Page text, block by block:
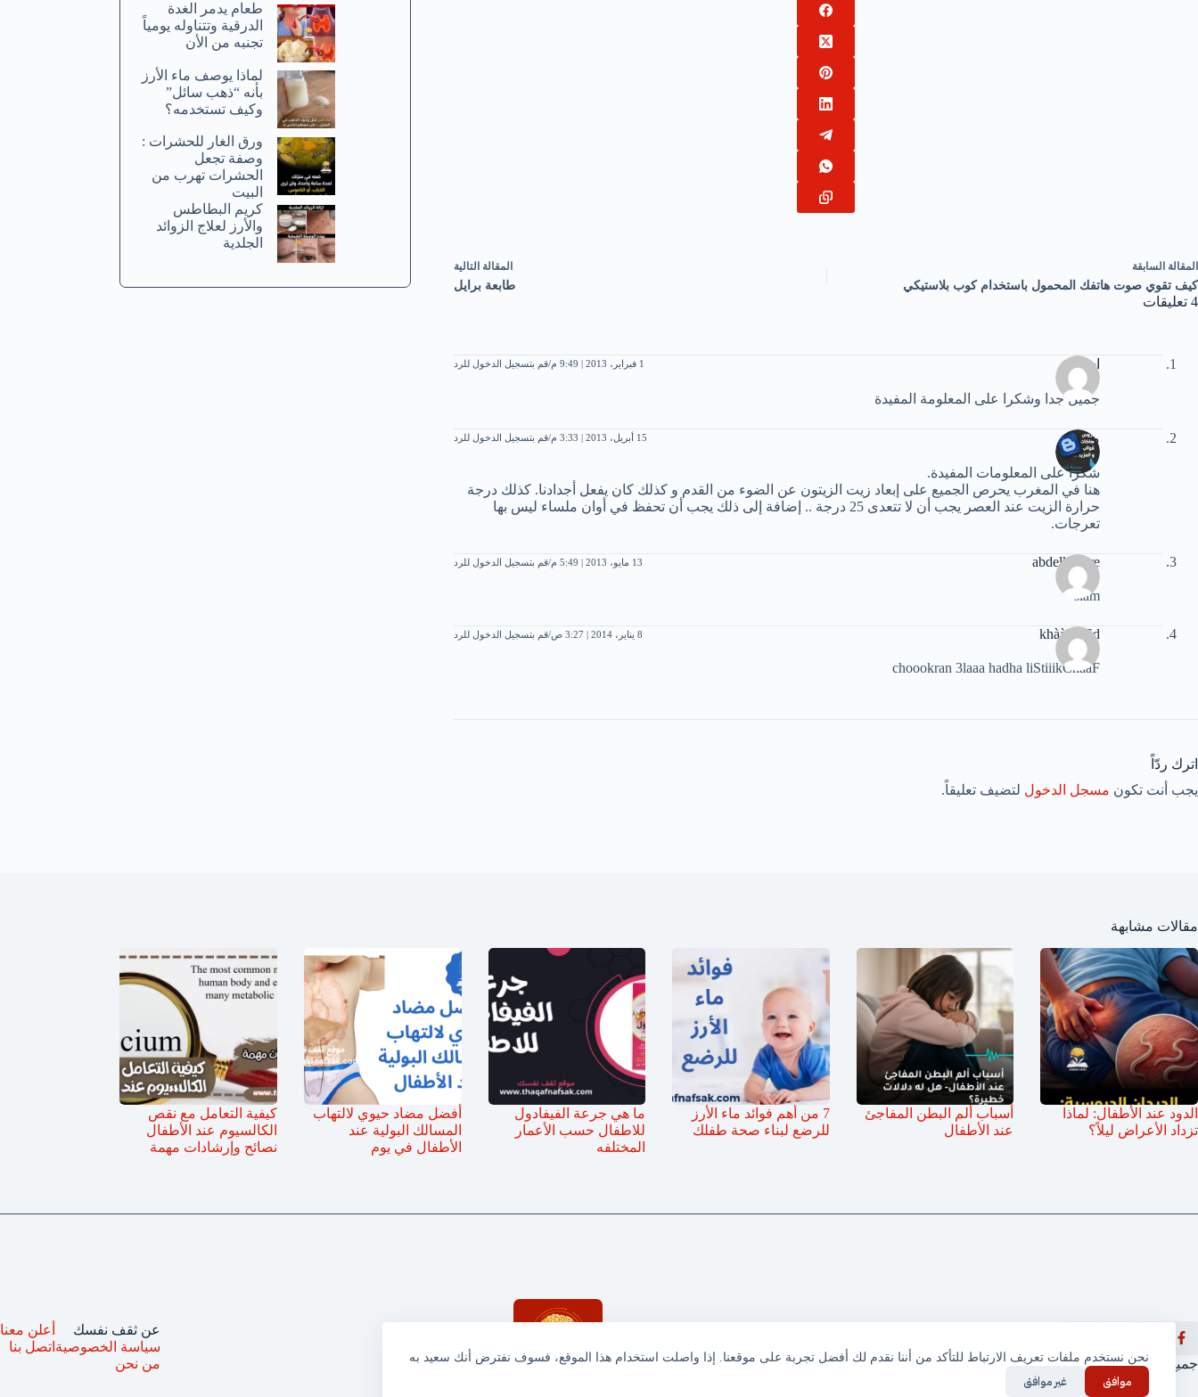
نحن نستخدم ملفات تعريف الارتباط للتأكد من أننا نقدم لك أفضل تجربة على موقعنا. إذا واصلت استخدام هذا الموقع، فسوف نفترض أنك سعيد به
موافق غير موافق
المقالة السابقة
كيف تقوي صوت هاتفك المحمول باستخدام كوب بلاستيكي
المقالة التالية
طابعة برايل
4 تعليقات
اسراء 1 فبراير، 2013 | 9:49 م قم بتسجيل الدخول للرد
جميل جدا وشكرا على المعلومة المفيدة
محمد 15 أبريل، 2013 | 3:33 م قم بتسجيل الدخول للرد
شكرا على المعلومات المفيدة.
هنا في المغرب يحرص الجميع على إبعاد زيت الزيتون عن الضوء من القدم و كذلك كان يفعل أجدادنا. كذلك درجة
حرارة الزيت عند العصر يجب أن لا تتعدى 25 درجة .. إضافة إلى ذلك يجب أن تحفظ في أوان ملساء ليس بها
تعرجات.
abdelkadere 13 مايو، 2013 | 5:49 م قم بتسجيل الدخول للرد
slam
khààlid Ed 8 يناير، 2014 | 3:27 ص قم بتسجيل الدخول للرد
choookran 3laaa hadha liStiiikChaaF
اترك ردّاً
يجب أنت تكون مسجل الدخول لتضيف تعليقاً.
طعام يدمر الغدة
الدرقية وتتناوله يومياً
تجنبه من الأن
لماذا يوصف ماء الأرز
بأنه “ذهب سائل”
وكيف تستخدمه؟
ورق الغار للحشرات :
وصفة تجعل
الحشرات تهرب من
البيت
كريم البطاطس
والأرز لعلاج الزوائد
الجلدية
مقالات مشابهة
الدود عند الأطفال: لماذا
تزداد الأعراض ليلاً؟
أسباب ألم البطن المفاجئ
عند الأطفال
7 من أهم فوائد ماء الأرز
للرضع لبناء صحة طفلك
ما هي جرعة الفيفادول
للاطفال حسب الأعمار
المختلفه
أفضل مضاد حيوي لالتهاب
المسالك البولية عند
الأطفال في يوم
كيفية التعامل مع نقص
الكالسيوم عند الأطفال
نصائح وإرشادات مهمة
جميع الحقوق محفوظة © ثقف نفسك 2025
عن ثقف نفسك
سياسة الخصوصية
من نحن
أعلن معنا
اتصل بنا